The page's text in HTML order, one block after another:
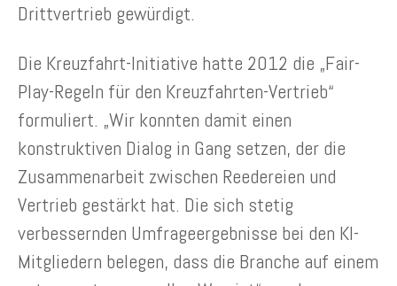
Drittvertrieb gewürdigt.
Die Kreuzfahrt-Initiative hatte 2012 die „Fair-
Play-Regeln für den Kreuzfahrten-Vertrieb“
formuliert. „Wir konnten damit einen
konstruktiven Dialog in Gang setzen, der die
Zusammenarbeit zwischen Reedereien und
Vertrieb gestärkt hat. Die sich stetig
verbessernden Umfrageergebnisse bei den KI-
Mitgliedern belegen, dass die Branche auf einem